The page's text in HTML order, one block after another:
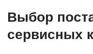
Выбор
сервисных